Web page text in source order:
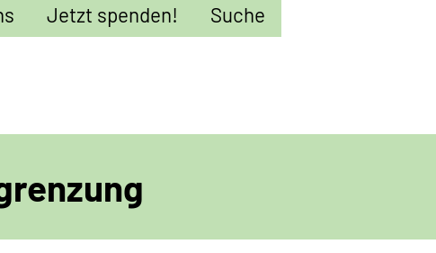
Jetzt spenden! Suche